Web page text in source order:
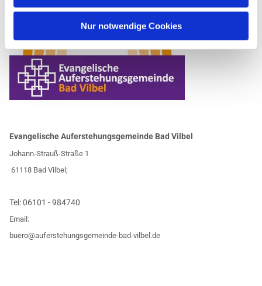
Nur notwendige Cookies
Evangelische Auferstehungsgemeinde Bad Vilbel
Johann-Strauß-Straße 1
61118 Bad Vilbel;
Tel:06101 - 984740
Email:
buero@auferstehungsgemeinde-bad-vilbel.de